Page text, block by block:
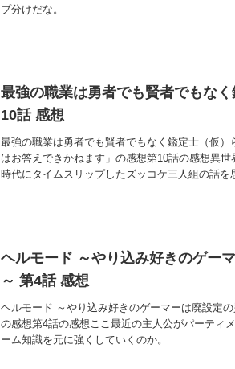
プ分けだな。
最強の職業は勇者でも賢者でもな
10話 感想
最強の職業は勇者でも賢者でもなく鑑定士（仮
はお答えできかねます」の感想第10話の感想異
時代にタイムスリップしたズッコケ三人組の話を
ヘルモード ～やり込み好きのゲー
～ 第4話 感想
ヘルモード ～やり込み好きのゲーマーは廃設定
の感想第4話の感想ここ最近の主人公がパーティ
ーム知識を元に強くしていくのか。